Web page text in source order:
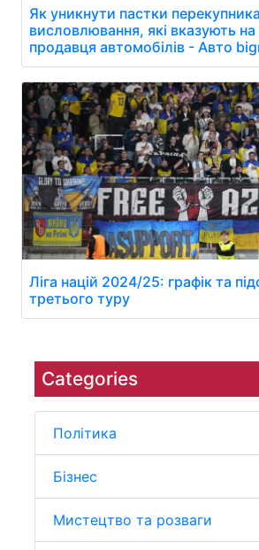
Categories
Політика
Бізнес
Мистецтво та розваги
Як уникнути пастки
висловлювання, які вказують на
продавця автомобілів - Авто
Ліга націй 2024/25: графік та
третього туру